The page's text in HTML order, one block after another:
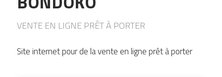
VENTE EN LIGNE PRÊT À PORTER
Site internet pour de la vente en ligne prêt à porter